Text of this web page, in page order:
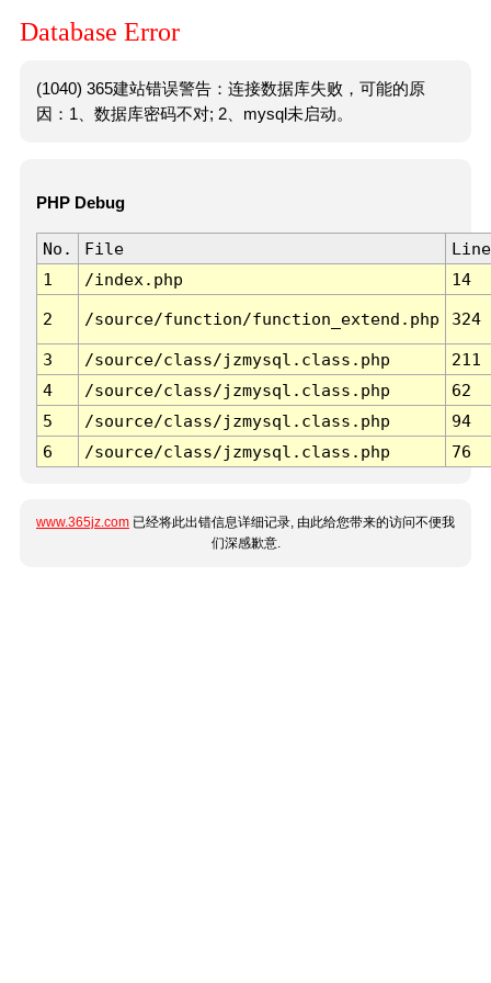
Database Error
(1040) 365建站错误警告：连接数据库失败，可能的原
因：1、数据库密码不对; 2、mysql未启动。
PHP Debug
No. File
Line
1
/index.php 14
2 /source/function/function_extend.php 324
3 /source/class/jzmysql.class.php
211
4
/source/class/jzmysql.class.php
62
5
/source/class/jzmysql.class.php
94
6
/source/class/jzmysql.class.php 76
www.365jz.com 已经将此出错信息详细记录, 由此给您带来的访问不便我
们深感歉意.